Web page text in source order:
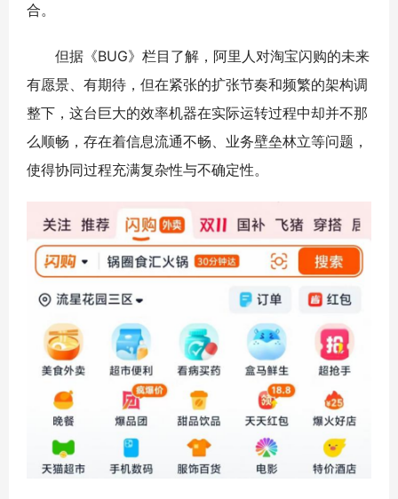
合。
但据《BUG》栏目了解，阿里人对淘宝闪购的未来
有愿景、有期待，但在紧张的扩张节奏和频繁的架构调
整下，这台巨大的效率机器在实际运转过程中却并不那
么顺畅，存在着信息流通不畅、业务壁垒林立等问题，
使得协同过程充满复杂性与不确定性。